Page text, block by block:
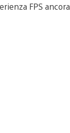
FPS ancora